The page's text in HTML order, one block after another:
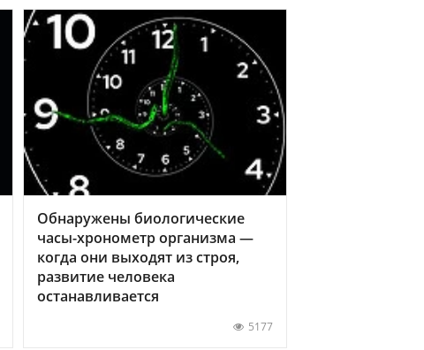
Обнаружены биологические
часы-хронометр организма —
когда они выходят из строя,
развитие человека
останавливается
5177